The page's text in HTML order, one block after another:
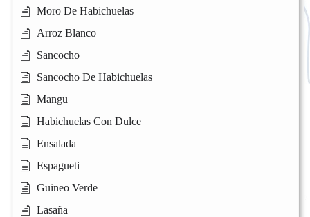
Moro De Habichuelas
Arroz Blanco
Sancocho
Sancocho De Habichuelas
Mangu
Habichuelas Con Dulce
Ensalada
Espagueti
Guineo Verde
Lasaña